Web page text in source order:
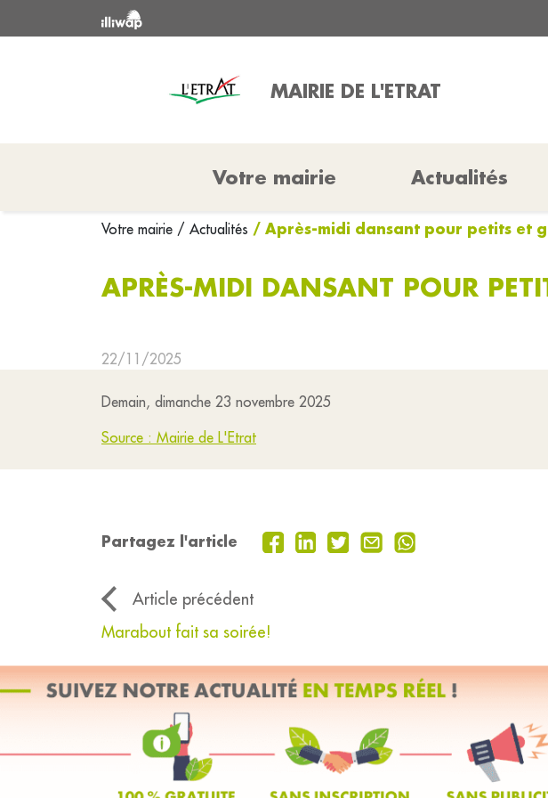
MAIRIE DE L'ETRAT
Votre mairie Actualités
Votre mairie / Actualités / Après-midi dansant pour petits et
APRÈS-MIDI DANSANT POUR
22/11/2025
Demain, dimanche 23 novembre 2025
Source : Mairie de L'Etrat
Partagez l'article
Article précédent
Marabout fait sa soirée!